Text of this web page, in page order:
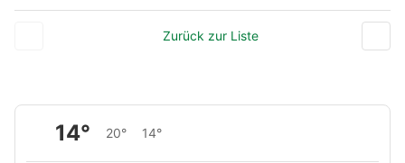
Zurück zur Liste
14° 20° 14°